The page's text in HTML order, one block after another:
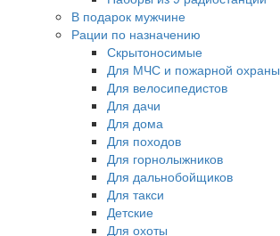
В подарок мужчине
Рации по назначению
Скрытоносимые
Для МЧС и пожарной охраны
Для велосипедистов
Для дачи
Для дома
Для походов
Для горнолыжников
Для дальнобойщиков
Для такси
Детские
Для охоты